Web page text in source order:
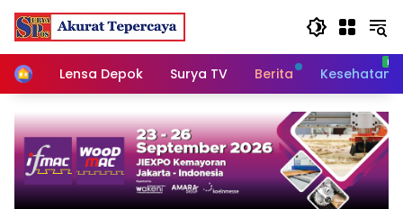
Skip
content
HomeLensa Depok Surya TV Berita Kesehatan